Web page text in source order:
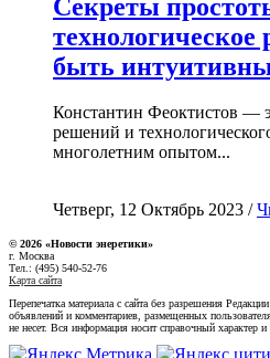
Секреты
быть
Константин Феоктистов —
решений и
многолетним опытом...
Четверг, 12 Октябрь 2023 /
© 2026 «Новости энеретики»
г. Москва
Тел.: (495) 540-52-76
Карта сайта
Перепечатка материала с сайта без разрешения
объявлений и комментариев, размещенных
не несет. Вся информация носит справочный характер